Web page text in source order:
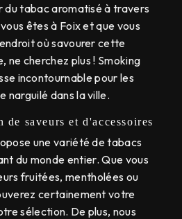
du tabac aromatisé à travers
êtes à Foix et que vous
où savourer cette
ne cherchez plus ! Smoking
incontournable pour les
narguilé dans la ville.
de saveurs et d'accessoires
une variété de tabacs
du monde entier. Que vous
fruitées, mentholées ou
certainement votre
sélection. De plus, nous